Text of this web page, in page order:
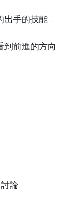
手的技能，
到前進的方向
論